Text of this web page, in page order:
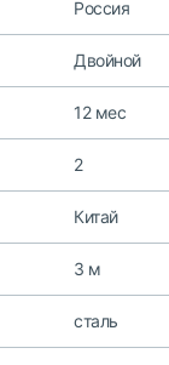
Россия
Двойной
12 мес
2
Китай
3 м
сталь